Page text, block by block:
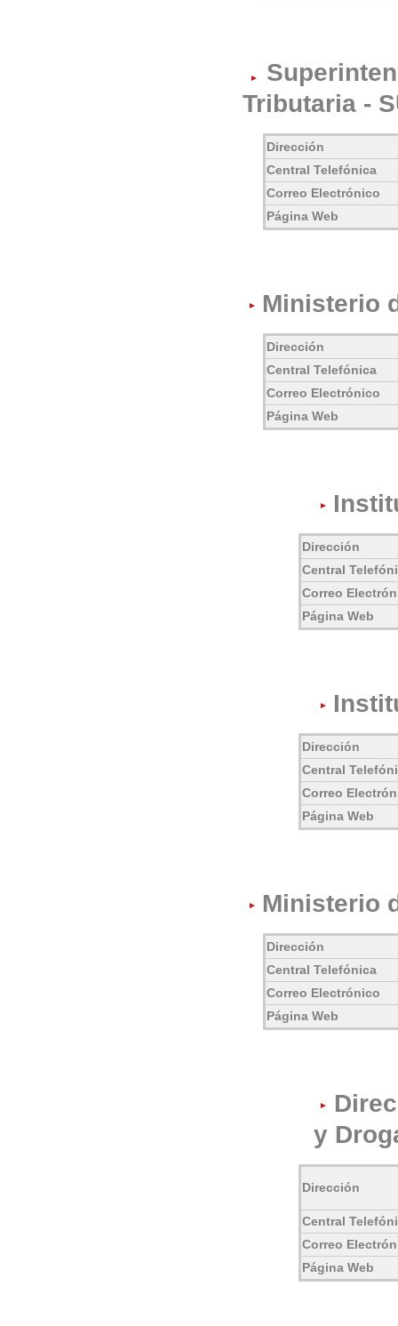
Tributaria -
Dirección
Central Telefónica
Correo Electrónico
Página Web
Ministerio
Dirección
Central Telefónica
Correo Electrónico
Página Web
Dirección
Central
Correo
Página Web
Dirección
Central
Correo
Página Web
Ministerio
Dirección
Central Telefónica
Correo Electrónico
Página Web
y
Dirección
Central
Correo
Página Web